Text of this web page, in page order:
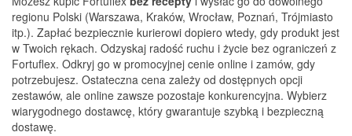
regionu Polski (Warszawa, Kraków, Wrocław, Poznań, Trójmiasto
itp.). Zapłać bezpiecznie kurierowi dopiero wtedy, gdy produkt jest
w Twoich rękach. Odzyskaj radość ruchu i życie bez ograniczeń z
Fortuflex. Odkryj go w promocyjnej cenie online i zamów, gdy
potrzebujesz. Ostateczna cena zależy od dostępnych opcji
zestawów, ale online zawsze pozostaje konkurencyjna. Wybierz
wiarygodnego dostawcę, który gwarantuje szybką i bezpieczną
dostawę.